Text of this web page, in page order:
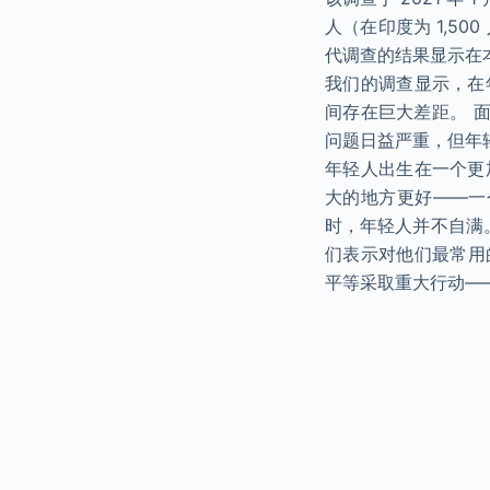
人（在印度为
代调查的结果显示
我们的调查显示，
间存在巨大差距。
问题日益严重，但
年轻人出生在一个
大的地方更好——一
时，年轻人并不自
们表示对他们最常
平等采取重大行动